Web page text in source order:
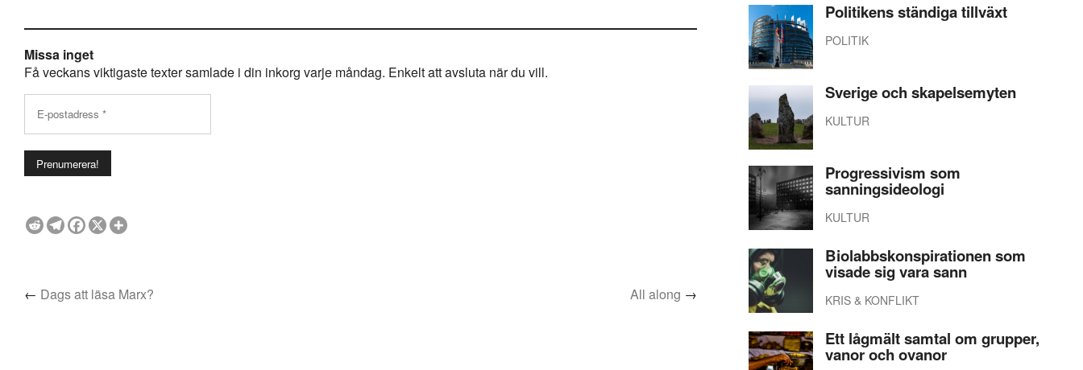
Missa inget
Få veckans viktigaste texter samlade i din inkorg varje måndag. Enkelt att avsluta när du vill.
← Dags att läsa Marx? All along →
Politikens ständiga tillväxt
POLITIK
Sverige och skapelsemyten
KULTUR
Progressivism som
sanningsideologi
KULTUR
Biolabbskonspirationen som
visade sig vara sann
KRIS & KONFLIKT
Ett lågmält samtal om grupper,
vanor och ovanor